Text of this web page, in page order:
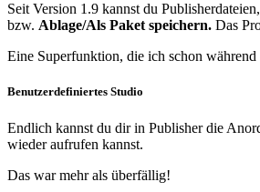
Seit Version 1.9 kannst du
bzw. Ablage/Als Paket speichern. Das
Eine Superfunktion, die ich schon während
Benutzerdefiniertes Studio
Endlich kannst du dir in Publisher die
wieder aufrufen kannst.
Das war mehr als überfällig!